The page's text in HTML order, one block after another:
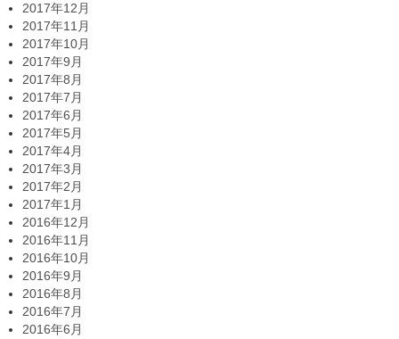
2017年12月
2017年11月
2017年10月
2017年9月
2017年8月
2017年7月
2017年6月
2017年5月
2017年4月
2017年3月
2017年2月
2017年1月
2016年12月
2016年11月
2016年10月
2016年9月
2016年8月
2016年7月
2016年6月